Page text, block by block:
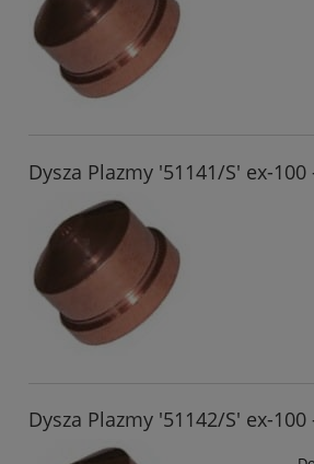
Dysza Plazmy '51141/S' ex-100
Dysza Plazmy '51142/S' ex-100